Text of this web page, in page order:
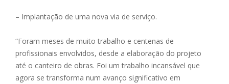
– Implantação de uma nova via de serviço.
“Foram meses de muito trabalho e centenas de
profissionais envolvidos, desde a elaboração do projeto
até o canteiro de obras. Foi um trabalho incansável que
agora se transforma num avanço significativo em